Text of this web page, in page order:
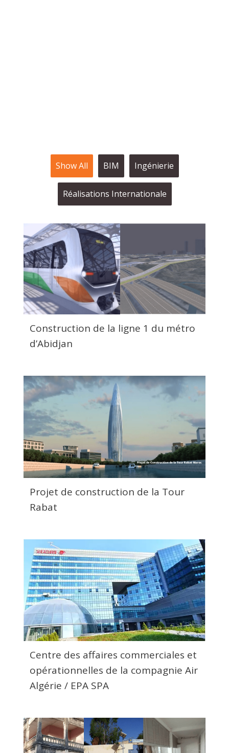
Show All BIM Ingénierie
Réalisations Internationale
Construction de la ligne 1 du métro
d’Abidjan
Projet de construction de la Tour
Rabat
Centre des affaires commerciales et
opérationnelles de la compagnie Air
Algérie / EPA SPA